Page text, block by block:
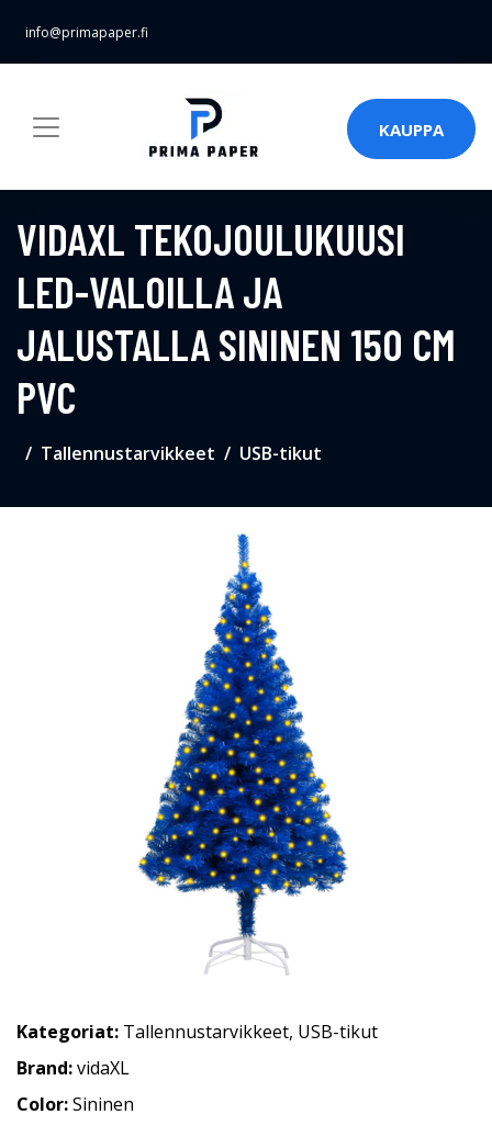
info@primapaper.fi
KAUPPA
VIDAXL TEKOJOULUKUUSI
LED-VALOILLA JA
JALUSTALLA SININEN 150 CM
PVC
Tallennustarvikkeet USB-tikut
Kategoriat: Tallennustarvikkeet, USB-tikut
Brand:vidaXL
Color:Sininen